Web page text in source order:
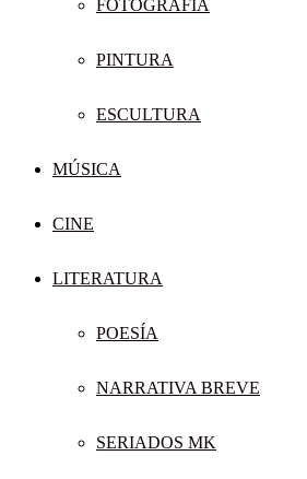
FOTOGRAFÍA
PINTURA
ESCULTURA
MÚSICA
CINE
LITERATURA
POESÍA
NARRATIVA BREVE
SERIADOS MK